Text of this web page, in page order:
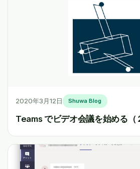
2020年3月12日 Shuwa Blog
Teams でビデオ会議を始める（